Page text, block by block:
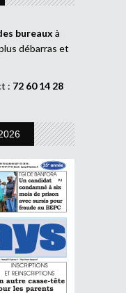
bureaux à
débarras et
: 72 60 14 28